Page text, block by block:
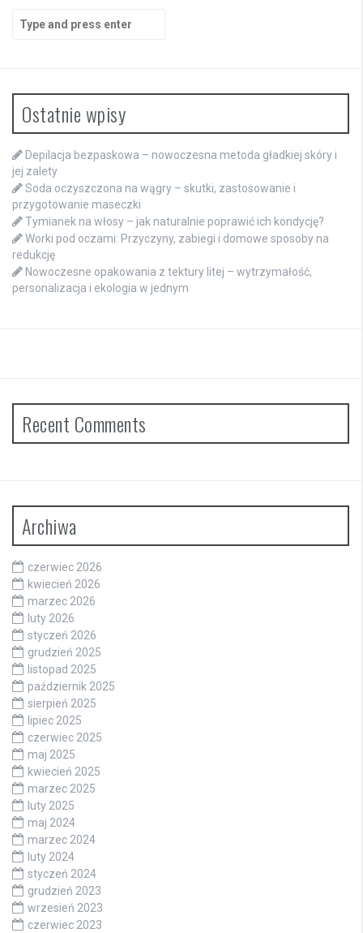
for:
Ostatnie wpisy
Depilacja bezpaskowa – nowoczesna metoda gładkiej skóry i
jej zalety
Soda oczyszczona na wągry – skutki, zastosowanie i
przygotowanie maseczki
Tymianek na włosy – jak naturalnie poprawić ich kondycję?
Worki pod oczami: Przyczyny, zabiegi i domowe sposoby na
redukcję
Nowoczesne opakowania z tektury litej – wytrzymałość,
personalizacja i ekologia w jednym
Recent Comments
Archiwa
czerwiec 2026
kwiecień 2026
marzec 2026
luty 2026
styczeń 2026
grudzień 2025
listopad 2025
październik 2025
sierpień 2025
lipiec 2025
czerwiec 2025
maj 2025
kwiecień 2025
marzec 2025
luty 2025
maj 2024
marzec 2024
luty 2024
styczeń 2024
grudzień 2023
wrzesień 2023
czerwiec 2023